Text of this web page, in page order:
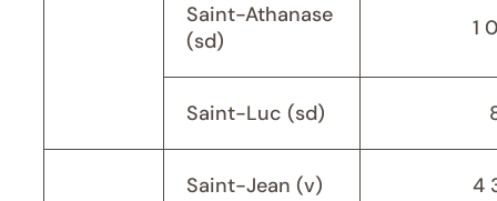
Saint-Athanase
(sd)
1
Saint-Luc (sd)
Saint-Jean (v) 4